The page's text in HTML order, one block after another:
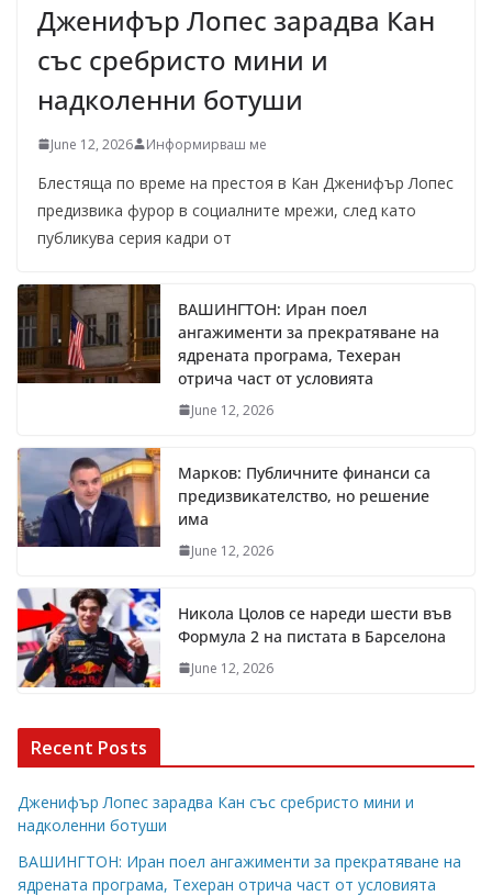
Дженифър Лопес зарадва Кан
със сребристо мини и
надколенни ботуши
June 12, 2026 Информирваш ме
Блестяща по време на престоя в Кан Дженифър Лопес
предизвика фурор в социалните мрежи, след като
публикува серия кадри от
ВАШИНГТОН: Иран поел
ангажименти за прекратяване на
ядрената програма, Техеран
отрича част от условията
June 12, 2026
Марков: Публичните финанси са
предизвикателство, но решение
има
June 12, 2026
Никола Цолов се нареди шести във
Формула 2 на пистата в Барселона
June 12, 2026
Recent Posts
Дженифър Лопес зарадва Кан със сребристо мини и
надколенни ботуши
ВАШИНГТОН: Иран поел ангажименти за прекратяване на
ядрената програма, Техеран отрича част от условията